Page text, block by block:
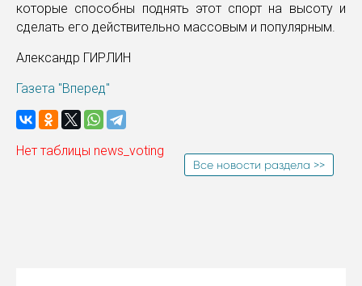
которые способны поднять этот спорт на высоту и
сделать его действительно массовым и популярным.
Александр ГИРЛИН
Газета "Вперед"
Нет таблицы news_voting
Все новости раздела >>